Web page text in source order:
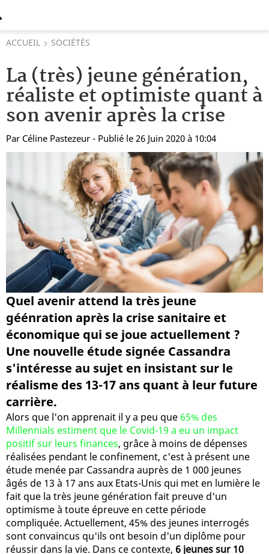
ACCUEIL SOCIÉTÉS
La (très) jeune génération,
réaliste et optimiste quant à
son avenir après la crise
Par Céline Pastezeur - Publié le 26 Juin 2020 à 10:04
Quel avenir attend la très jeune
géénration après la crise sanitaire et
économique qui se joue actuellement ?
Une nouvelle étude signée Cassandra
s'intéresse au sujet en insistant sur le
réalisme des 13-17 ans quant à leur future
carrière.
Alors que l'on apprenait il y a peu que 65% des
Millennials estiment que le Covid-19 a eu un impact
positif sur leurs finances, grâce à moins de dépenses
réalisées pendant le confinement, c'est à présent une
étude menée par Cassandra auprès de 1 000 jeunes
âgés de 13 à 17 ans aux Etats-Unis qui met en lumière le
fait que la très jeune génération fait preuve d'un
optimisme à toute épreuve en cette période
compliquée. Actuellement, 45% des jeunes interrogés
sont convaincus qu'ils ont besoin d'un diplôme pour
réussir dans la vie. Dans ce contexte, 6 jeunes sur 10